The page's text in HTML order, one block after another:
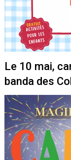
Le 10 mai,
banda des